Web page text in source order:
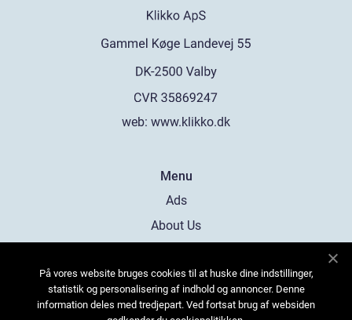
web: www.klikko.dk
Menu
Ads
About Us
Contact
Sitemap
På vores website bruges cookies til at huske dine indstillinger,
statistik og personalisering af indhold og annoncer. Denne
information deles med tredjepart. Ved fortsat brug af websiden